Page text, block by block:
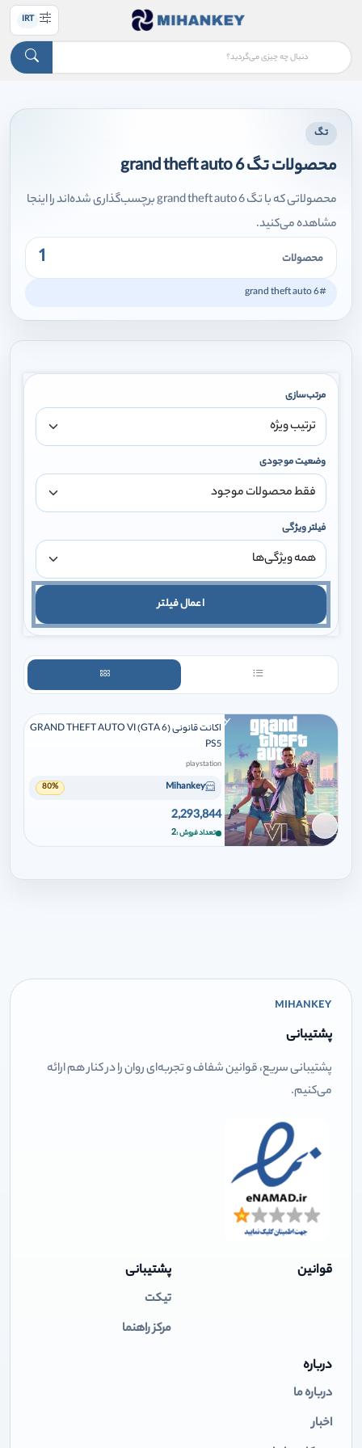
IRT
تگ
محصولات تگ grand theft auto 6
محصولاتی که با تگ grand theft auto 6 برچسب‌گذاری شده‌اند را اینجا
مشاهده می‌کنید.
محصولات 1
#grand theft auto 6
مرتب‌سازی
وضعیت موجودی
فیلتر ویژگی
اعمال فیلتر
برای افزودن وارد شوید
اکانت قانونی GRAND THEFT AUTO VI (GTA 6)
PS5
playstation
Mihankey
80%
2,293,844
تعداد فروش 2
MIHANKEY
پشتیبانی
پشتیبانی سریع، قوانین شفاف و تجربه‌ای روان را در کنار هم ارائه
می‌کنیم.
قوانین پشتیبانی
تیکت
مرکز راهنما
درباره
درباره ما
اخبار